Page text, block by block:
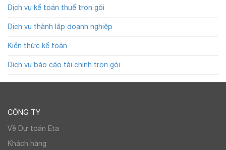
Dịch vụ kế toán thuế trọn gói
Dịch vụ thành lập doanh nghiệp
Kiến thức kế toán
Dịch vụ báo cáo tài chính trọn gói
CÔNG TY
Về Dự toán Eta
Khách hàng